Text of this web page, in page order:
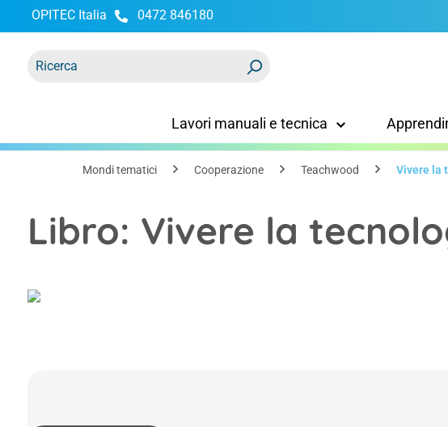
Passa alla navigazione principale
OPITEC Italia 0472 846180
Lavori manuali e tecnica
Mondi tematici Cooperazione Teachwood Vivere la
Libro: Vivere la